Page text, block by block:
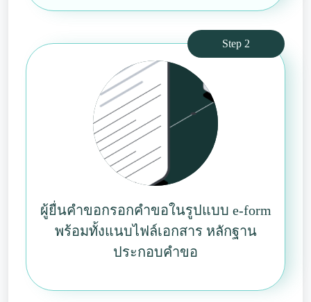
Step 2
ผู้ยื่นคำขอกรอกคำขอในรูปแบบ e-form
พร้อมทั้งแนบไฟล์เอกสาร หลักฐาน
ประกอบคำขอ